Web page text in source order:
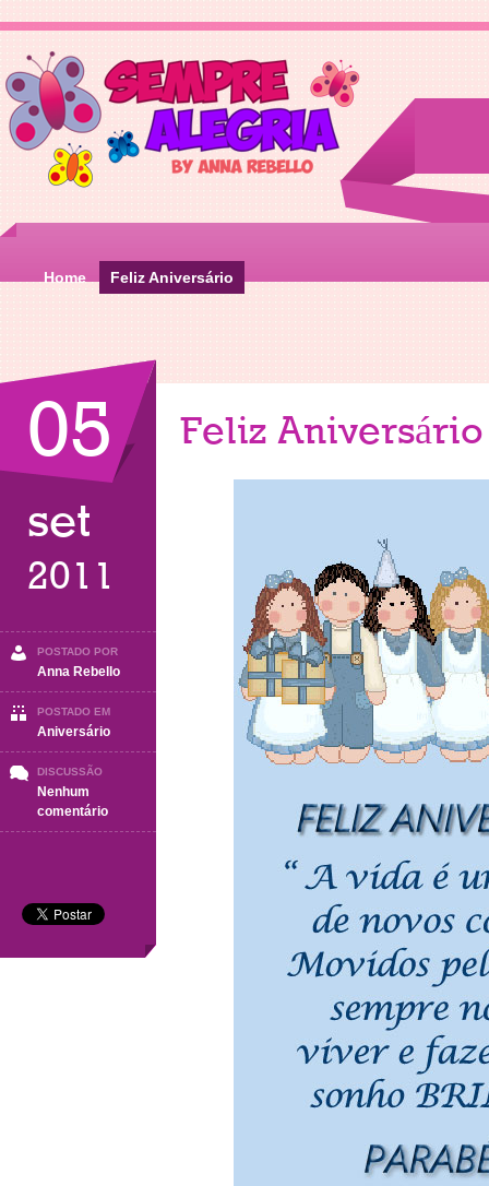
Home Feliz Aniversário
05
set
2011
POSTADO POR
Anna Rebello
POSTADO EM
Aniversário
DISCUSSÃO
Nenhum
comentárioem
Feliz
Feliz Aniversário